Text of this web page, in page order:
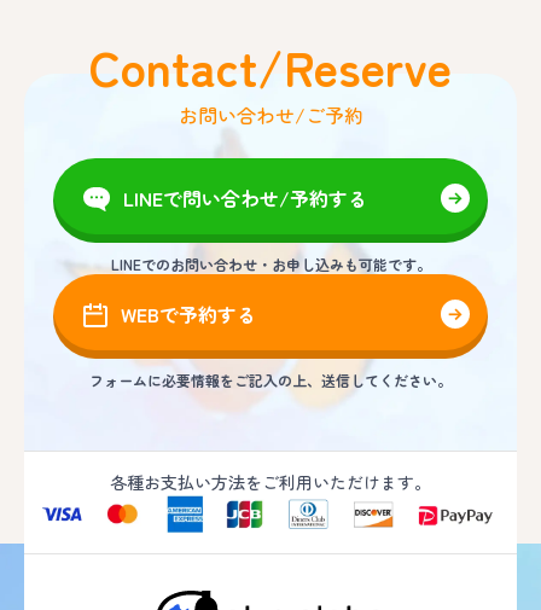
Contact/Reserve
お問い合わせ/ご予約
LINEで問い合わせ/予約する
LINEでのお問い合わせ・お申し込みも可能です。
WEBで予約する
フォームに必要情報をご記入の上、送信してください。
各種お支払い方法をご利用いただけます。